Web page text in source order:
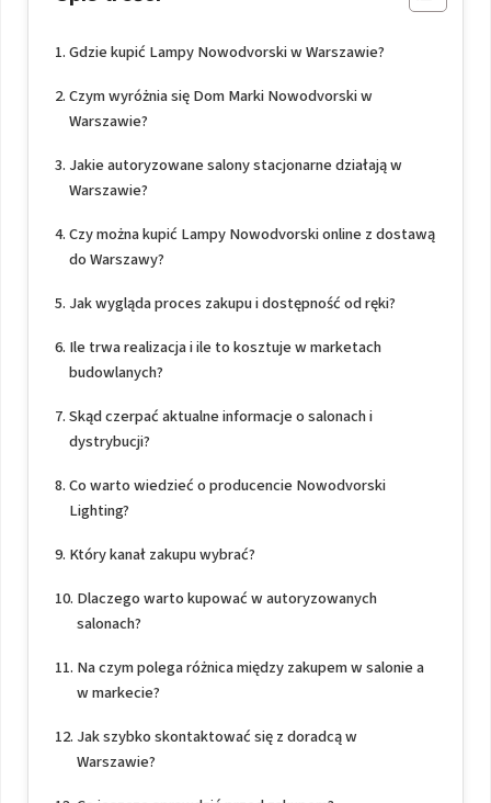
Gdzie kupić Lampy Nowodvorski w Warszawie?
Czym wyróżnia się Dom Marki Nowodvorski w
Warszawie?
Jakie autoryzowane salony stacjonarne działają w
Warszawie?
Czy można kupić Lampy Nowodvorski online z dostawą
do Warszawy?
Jak wygląda proces zakupu i dostępność od ręki?
Ile trwa realizacja i ile to kosztuje w marketach
budowlanych?
Skąd czerpać aktualne informacje o salonach i
dystrybucji?
Co warto wiedzieć o producencie Nowodvorski
Lighting?
Który kanał zakupu wybrać?
Dlaczego warto kupować w autoryzowanych
salonach?
Na czym polega różnica między zakupem w salonie a
w markecie?
Jak szybko skontaktować się z doradcą w
Warszawie?